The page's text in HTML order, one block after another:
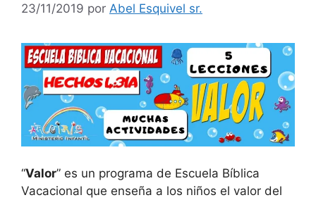
23/11/2019 por Abel Esquivel sr.
“Valor” es un programa de Escuela Bíblica
Vacacional que enseña a los niños el valor del